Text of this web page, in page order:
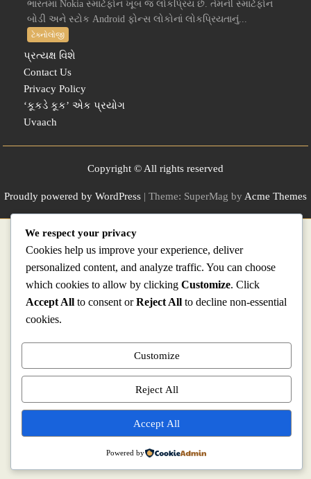
ભારતમાં Nokia સ્માર્ટફોન ખૂબ જ લોકપ્રિય છે. તેમની સ્માર્ટફોન
બોડી અને સ્ટોક Android ફોન્સ લોકોનાં લોકપ્રિયતાનું...
ટેક્નોલોજી
પ્રત્યક્ષ વિશે
Contact Us
Privacy Policy
‘કૂકડે કૂક’ એક પ્રયોગ
Uvaach
Copyright © All rights reserved
Proudly powered by WordPress | Theme: SuperMag by Acme Themes
We respect your privacy
Cookies help us improve your experience, deliver
personalized content, and analyze traffic. You can choose
which cookies to allow by clicking Customize. Click
Accept All to consent orReject All to decline non-essential
cookies.
Customize
Reject All
Accept All
Powered by